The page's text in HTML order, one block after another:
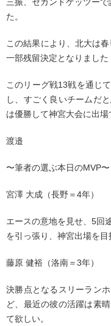
三振、セカンドゲッツー
た。
この結果により、北大は
一部残留決定となりました
このリーグ戦13戦を通じ
し、すごく良いチームだ
は優勝して神宮大会に出場
渡邉
〜筆者の選ぶ本日のMVP〜
宮澤 大成（長野＝4年）
エースの意地を見せ、5回
を引っ張り、神宮出場を目
藤原 健裕（洛南＝3年）
決勝点となるスリーラン
ど、最近の彼の活躍は素
て欲しい。